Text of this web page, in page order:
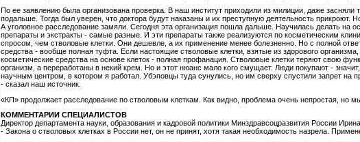
По ее заявлению была организована проверка. В наш институт приходили из милиции, даже
подальше. Тогда был уверен, что доктора будут наказаны и их преступную деятельность прикроют.
А уголовное расследование замяли. Сегодня эта организация пошла дальше. Научилась делать на
препараты и экстракты - самые разные. И эти препараты также реализуются по косметическим
спросом, чем стволовые клетки. Они дешевле, а их применение менее болезненно. Но с полной
средства - вообще полная туфта. Если настоящие стволовые клетки, взятые из здорового
косметические средства на основе клеток - полная профанация. Стволовые клетки теряют свою
организм, а переработаны в некий крем. Но и этот нюанс мало кого смущает. Люди покупают -
научным центром, в котором я работал. Убэповцы туда сунулись, но им сверху спустили запрет на
- сказал наш источник.
«КП» продолжает расследование по стволовым клеткам. Как видно, проблема очень непростая, но
КОММЕНТАРИИ СПЕЦИАЛИСТОВ
Директор департамента науки, образования и кадровой политики Минздравсоцразвития России
- Закона о стволовых клетках в России нет, он не принят, хотя такая необходимость назрела.